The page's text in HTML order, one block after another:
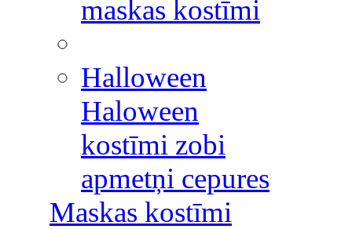
maskas kostīmi
Halloween
Haloween
kostīmi zobi
apmetņi cepures
Maskas kostīmi